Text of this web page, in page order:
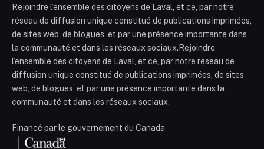
Rejoindre l’ensemble des citoyens de Laval, et ce, par notre
réseau de diffusion unique constitué de publications imprimées,
de sites web, de blogues, et par une présence importante dans
la communauté et dans les réseaux sociaux.Rejoindre
l’ensemble des citoyens de Laval, et ce, par notre réseau de
diffusion unique constitué de publications imprimées, de sites
web, de blogues, et par une présence importante dans la
communauté et dans les réseaux sociaux.
Financé par le gouvernement du Canada